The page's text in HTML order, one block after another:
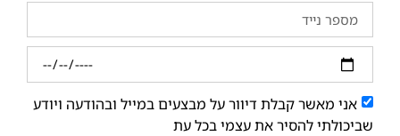
אני מאשר קבלת דיוור על מבצעים במייל ובהודעה ויודע
שביכולתי להסיר את עצמי בכל עת